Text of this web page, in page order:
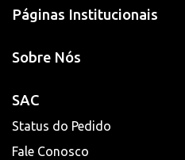
Páginas Institucionais
Sobre Nós
SAC
Status do Pedido
Fale Conosco